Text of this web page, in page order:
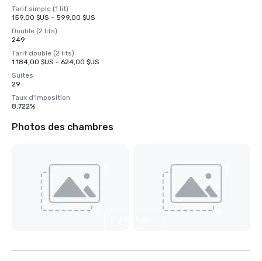
Tarif simple (1 lit)
159,00 $US - 599,00 $US
Double (2 lits)
249
Tarif double (2 lits)
1 184,00 $US - 624,00 $US
Suites
29
Taux d'imposition
8,722%
Photos des chambres